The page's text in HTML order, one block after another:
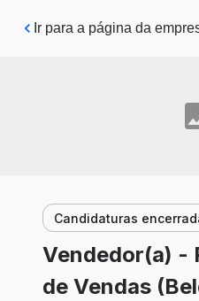
Pular para o conteúdo
Ir para a página da
Candidaturas
Vendedor(a) -
de Vendas